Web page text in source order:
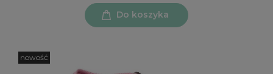
Do koszyka
nowość